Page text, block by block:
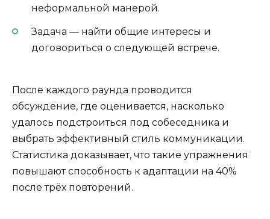
неформальной манерой.
Задача — найти общие интересы и
договориться о следующей встрече.
После каждого раунда проводится
обсуждение, где оценивается, насколько
удалось подстроиться под собеседника и
выбрать эффективный стиль коммуникации.
Статистика доказывает, что такие упражнения
повышают способность к адаптации на 40%
после трёх повторений.